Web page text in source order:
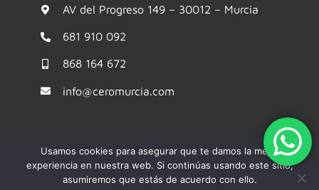
Mapa del sitio
Te ayudamos
Formación
AV del Progreso 149 – 30012 – Murcia
681 910 092
868 164 672
info@ceromurcia.com
Usamos cookies para asegurar que te damos la mejor
experiencia en nuestra web. Si continúas usando este sitio,
asumiremos que estás de acuerdo con ello.